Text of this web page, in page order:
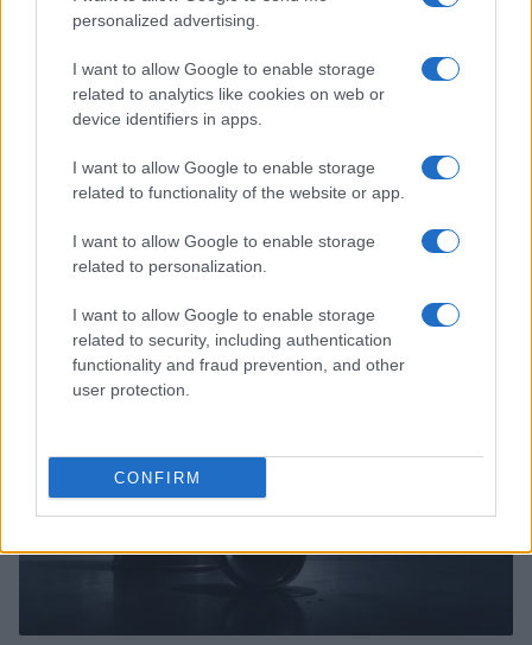
personalized advertising.
I want to allow Google to enable storage
related to analytics like cookies on web or
device identifiers in apps.
I want to allow Google to enable storage
related to functionality of the website or app.
I want to allow Google to enable storage
related to personalization.
I want to allow Google to enable storage
related to security, including authentication
functionality and fraud prevention, and other
user protection.
CONFIRM
Tensões diplomáticas entre Brasil e Argentina: o que está em
Rafael Oliveira · 4 ago 2026